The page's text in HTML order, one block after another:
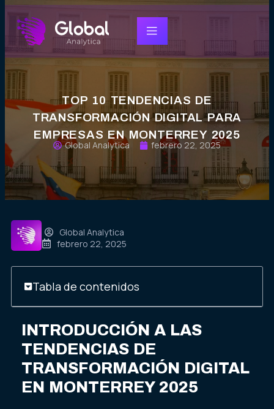
TOP 10 TENDENCIAS DE
TRANSFORMACIÓN DIGITAL PARA
EMPRESAS EN MONTERREY 2025
Global Analytica febrero 22, 2025
Global Analytica
febrero 22, 2025
Tabla de contenidos
INTRODUCCIÓN A LAS
TENDENCIAS DE
TRANSFORMACIÓN DIGITAL
EN MONTERREY 2025